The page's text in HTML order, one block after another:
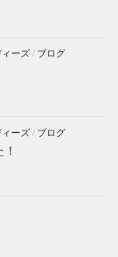
ーズ / ブログ
ーズ / ブログ